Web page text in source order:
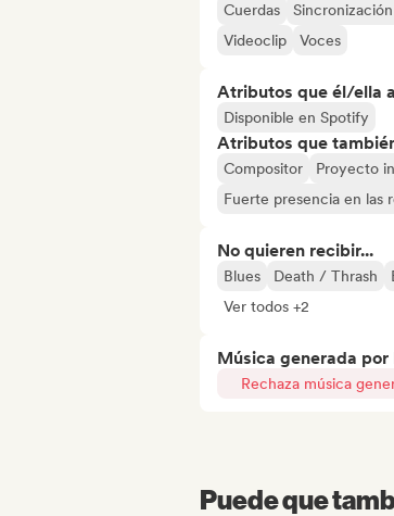
Cuerdas
Videoclip
Voces
Atributos que él/ella
Disponible en Spotify
Atributos que
Compositor Proyecto
Fuerte presencia en las
No quieren recibir...
Blues Death / Thrash
Ver todos +2
Música generada por
Rechaza música
Puede que